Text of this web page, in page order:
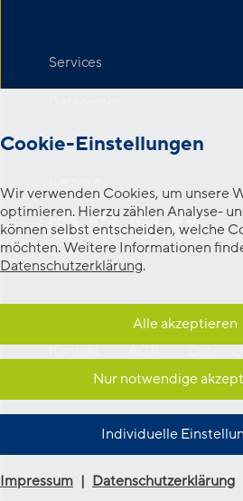
Services
Newsroom
Kontakt AGB
Cookie-Einstellungen
Cookie-Einstellungen
Wir verwenden Cookies, um unsere
optimieren. Hierzu zählen Analyse-
können selbst entscheiden, welche
möchten. Weitere Informationen
Datenschutzerklärung.
Alle akzeptieren
Nur notwendige
Individuelle
Impressum | Datenschutzerklärung